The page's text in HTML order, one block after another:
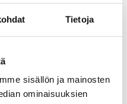
Tietoja
sisällön ja mainosten
ominaisuuksien
asioiden
aina Marko lähti
ilon ja positiivisuuden